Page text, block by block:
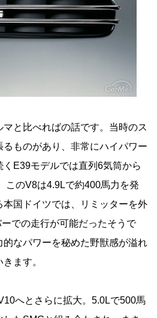
と比べればの話です。当時のス
ものがあり、非常にハイパワー
E39モデルでは直列6気筒から
このV8は4.9Lで約400馬力を発
国ドイツでは、リミッターを外
での走行が可能だったそうで
なパワーを秘めた野獣感が溢れ
ます。
へとさらに拡大。5.0Lで500馬